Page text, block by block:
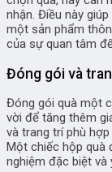
nhận. Điều này
một sản phẩm
của sự quan tâm
Đóng gói và
Đóng gói quà một
vời để tăng thêm
và trang trí phù
Một chiếc hộp quà
nghiệm đặc biệt và